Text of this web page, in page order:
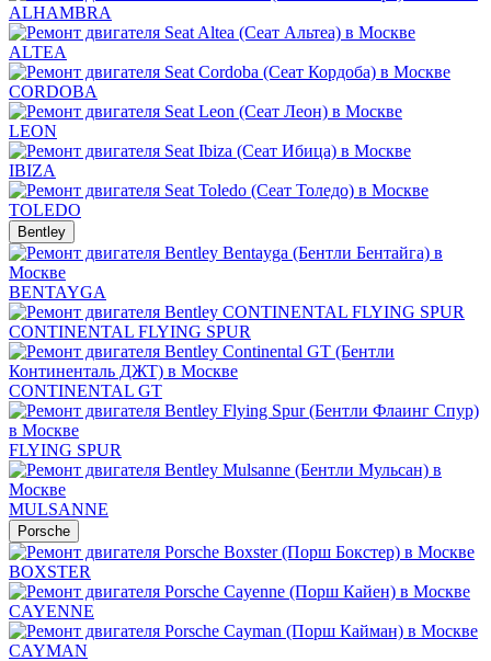
ALHAMBRA
ALTEA
CORDOBA
LEON
IBIZA
TOLEDO
Bentley
BENTAYGA
CONTINENTAL FLYING SPUR
CONTINENTAL GT
FLYING SPUR
MULSANNE
Porsche
BOXSTER
CAYENNE
CAYMAN